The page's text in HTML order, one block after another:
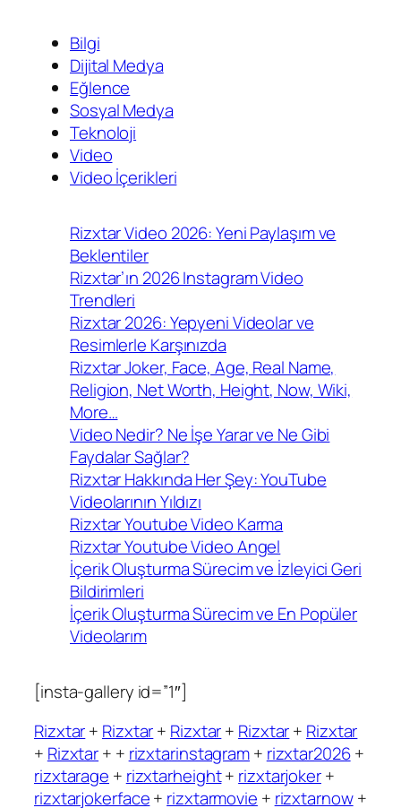
Bilgi
Dijital Medya
Eğlence
Sosyal Medya
Teknoloji
Video
Video İçerikleri
Rizxtar Video 2026: Yeni Paylaşım ve
Beklentiler
Rizxtar’ın 2026 Instagram Video
Trendleri
Rizxtar 2026: Yepyeni Videolar ve
Resimlerle Karşınızda
Rizxtar Joker, Face, Age, Real Name,
Religion, Net Worth, Height, Now, Wiki,
More…
Video Nedir? Ne İşe Yarar ve Ne Gibi
Faydalar Sağlar?
Rizxtar Hakkında Her Şey: YouTube
Videolarının Yıldızı
Rizxtar Youtube Video Karma
Rizxtar Youtube Video Angel
İçerik Oluşturma Sürecim ve İzleyici Geri
Bildirimleri
İçerik Oluşturma Sürecim ve En Popüler
Videolarım
[insta-gallery id=”1″]
Rizxtar+ Rizxtar+ Rizxtar+ Rizxtar+ Rizxtar
+ Rizxtar+ + rizxtarinstagram+ rizxtar2026+
rizxtarage + rizxtarheight+ rizxtarjoker+
rizxtarjokerface+ rizxtarmovie + rizxtarnow+